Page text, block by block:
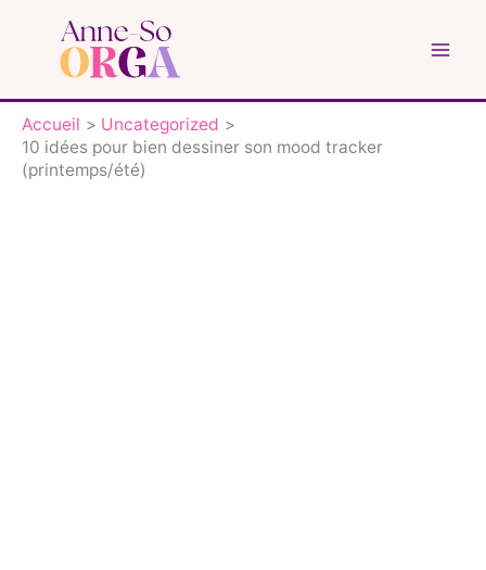
contenu
Accueil
Uncategorized
10 idées pour bien dessiner son mood tracker
(printemps/été)